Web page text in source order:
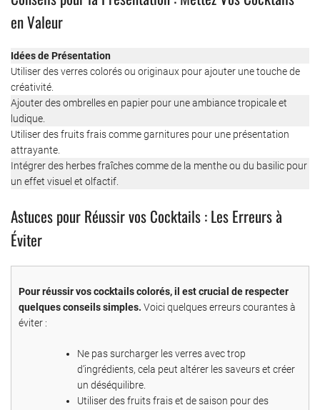
en Valeur
Idées de Présentation
Utiliser des verres colorés ou originaux pour ajouter une touche de
créativité.
Ajouter des ombrelles en papier pour une ambiance tropicale et
ludique.
Utiliser des fruits frais comme garnitures pour une présentation
attrayante.
Intégrer des herbes fraîches comme de la menthe ou du basilic pour
un effet visuel et olfactif.
Astuces pour Réussir vos Cocktails : Les Erreurs à
Éviter
Pour réussir vos cocktails colorés, il est crucial de respecter
quelques conseils simples. Voici quelques erreurs courantes à
éviter :
Ne pas surcharger les verres avec trop
d’ingrédients, cela peut altérer les saveurs et créer
un déséquilibre.
Utiliser des fruits frais et de saison pour des